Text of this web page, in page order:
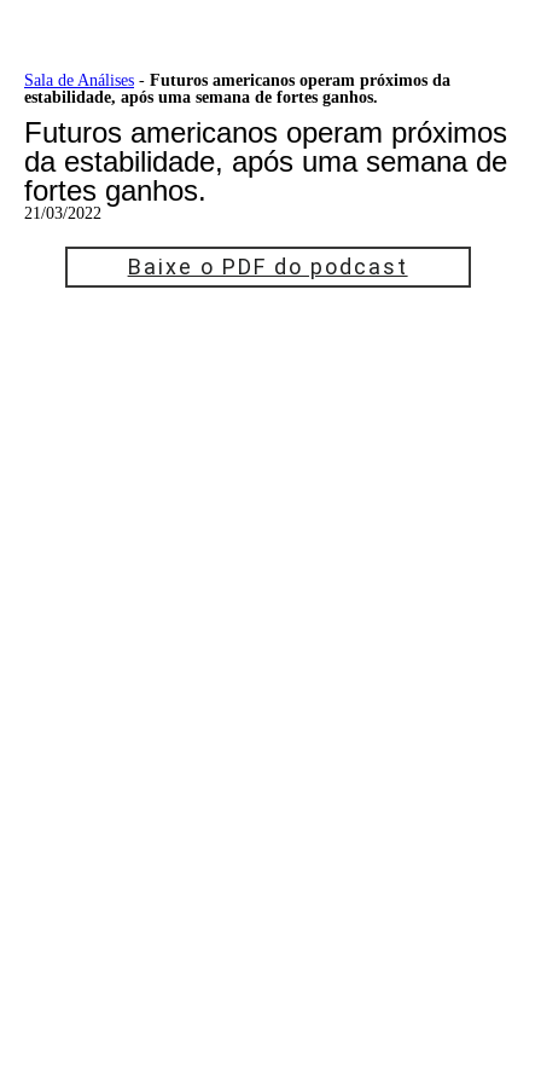
Ir
para
o
conteúdo
Sala de Análises - Futuros americanos operam próximos da
estabilidade, após uma semana de fortes ganhos.
Futuros americanos operam próximos
da estabilidade, após uma semana de
fortes ganhos.
21/03/2022
Baixe o PDF do podcast